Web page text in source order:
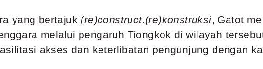
yang bertajuk (re)construct.(re)konstruksi, Gatot
melalui pengaruh Tiongkok di wilayah
akses dan keterlibatan pengunjung dengan